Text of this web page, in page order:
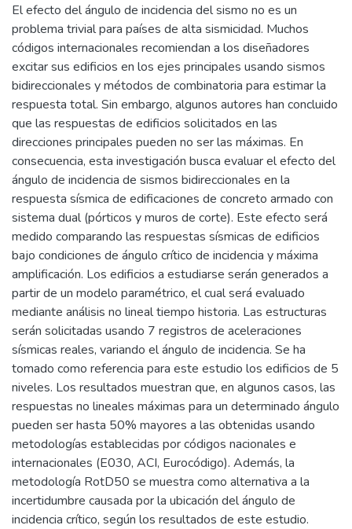
El efecto del ángulo de incidencia del sismo no es un
problema trivial para países de alta sismicidad. Muchos
códigos internacionales recomiendan a los diseñadores
excitar sus edificios en los ejes principales usando sismos
bidireccionales y métodos de combinatoria para estimar la
respuesta total. Sin embargo, algunos autores han concluido
que las respuestas de edificios solicitados en las
direcciones principales pueden no ser las máximas. En
consecuencia, esta investigación busca evaluar el efecto del
ángulo de incidencia de sismos bidireccionales en la
respuesta sísmica de edificaciones de concreto armado con
sistema dual (pórticos y muros de corte). Este efecto será
medido comparando las respuestas sísmicas de edificios
bajo condiciones de ángulo crítico de incidencia y máxima
amplificación. Los edificios a estudiarse serán generados a
partir de un modelo paramétrico, el cual será evaluado
mediante análisis no lineal tiempo historia. Las estructuras
serán solicitadas usando 7 registros de aceleraciones
sísmicas reales, variando el ángulo de incidencia. Se ha
tomado como referencia para este estudio los edificios de 5
niveles. Los resultados muestran que, en algunos casos, las
respuestas no lineales máximas para un determinado ángulo
pueden ser hasta 50% mayores a las obtenidas usando
metodologías establecidas por códigos nacionales e
internacionales (E030, ACI, Eurocódigo). Además, la
metodología RotD50 se muestra como alternativa a la
incertidumbre causada por la ubicación del ángulo de
incidencia crítico, según los resultados de este estudio.